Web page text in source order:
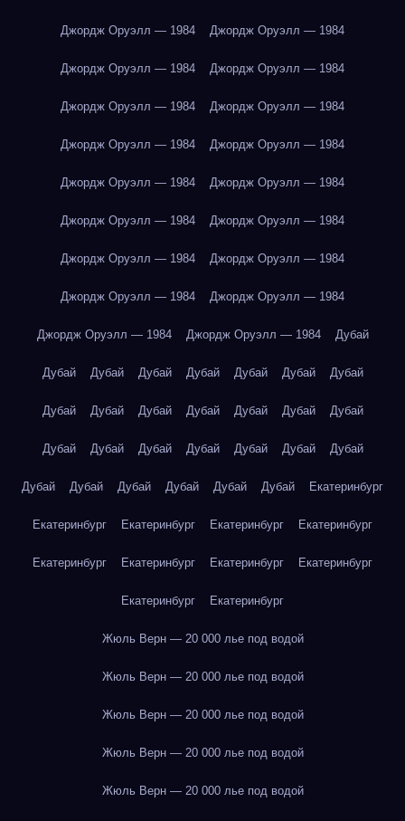
Джордж Оруэлл — 1984 Джордж Оруэлл — 1984
Джордж Оруэлл — 1984 Джордж Оруэлл — 1984
Джордж Оруэлл — 1984 Джордж Оруэлл — 1984
Джордж Оруэлл — 1984 Джордж Оруэлл — 1984
Джордж Оруэлл — 1984 Джордж Оруэлл — 1984
Джордж Оруэлл — 1984 Джордж Оруэлл — 1984
Джордж Оруэлл — 1984 Джордж Оруэлл — 1984
Джордж Оруэлл — 1984 Джордж Оруэлл — 1984
Джордж Оруэлл — 1984 Джордж Оруэлл — 1984 Дубай
Дубай Дубай Дубай Дубай Дубай Дубай Дубай
Дубай Дубай Дубай Дубай Дубай Дубай Дубай
Дубай Дубай Дубай Дубай Дубай Дубай Дубай
Дубай Дубай Дубай Дубай Дубай Дубай Екатеринбург
Екатеринбург Екатеринбург Екатеринбург Екатеринбург
Екатеринбург Екатеринбург Екатеринбург Екатеринбург
Екатеринбург Екатеринбург
Жюль Верн — 20 000 лье под водой
Жюль Верн — 20 000 лье под водой
Жюль Верн — 20 000 лье под водой
Жюль Верн — 20 000 лье под водой
Жюль Верн — 20 000 лье под водой